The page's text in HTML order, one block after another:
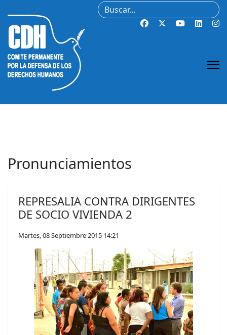
Buscar
Pronunciamientos
REPRESALIA CONTRA DIRIGENTES
DE SOCIO VIVIENDA 2
Martes, 08 Septiembre 2015 14:21